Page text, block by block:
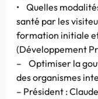
• Quelles
santé par les
formation initiale
(Développement
– Optimiser la
des organismes
– Président :